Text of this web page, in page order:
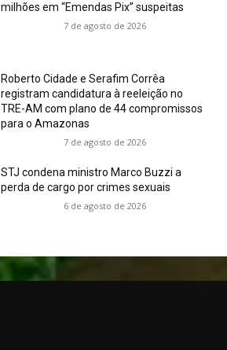
milhões em “Emendas Pix” suspeitas
7 de agosto de 2026
Roberto Cidade e Serafim Corrêa
registram candidatura à reeleição no
TRE-AM com plano de 44 compromissos
para o Amazonas
7 de agosto de 2026
STJ condena ministro Marco Buzzi a
perda de cargo por crimes sexuais
6 de agosto de 2026